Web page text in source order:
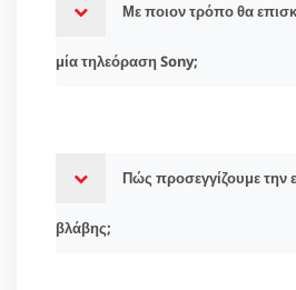
Με ποιον τρόπο θα
μία τηλεόραση Sony;
Πώς προσεγγίζουμε την
βλάβης;